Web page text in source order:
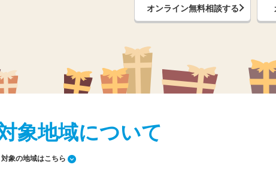
オンライン無料相談する
象地域について
対象の地域はこちら